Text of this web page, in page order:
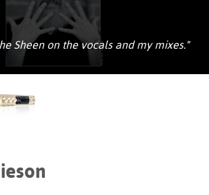
Sheen on the vocals and my mixes."